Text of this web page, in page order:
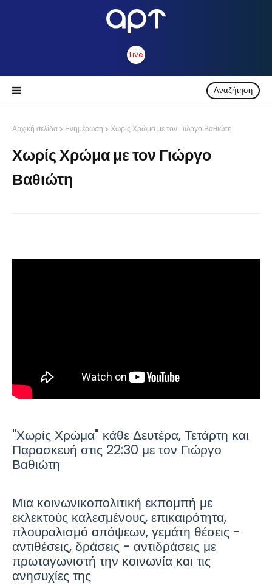
Live
Αναζήτηση
Αρχική σελίδα Ενημέρωση Χωρίς Χρώμα με τον Γιώργο Βαθιώτη
Χωρίς Χρώμα με τον Γιώργο
Βαθιώτη
"Χωρίς Χρώμα" κάθε Δευτέρα, Τετάρτη και
Παρασκευή στις 22:30 με τον Γιώργο
Βαθιώτη
Μια κοινωνικοπολιτική εκπομπή με
εκλεκτούς καλεσμένους, επικαιρότητα,
πλουραλισμό απόψεων, γεμάτη θέσεις -
αντιθέσεις, δράσεις - αντιδράσεις με
πρωταγωνιστή την κοινωνία και τις
ανησυχίες της